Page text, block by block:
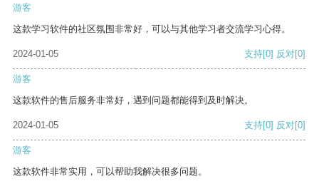
游客
这款学习软件的社区氛围非常好，可以与其他学习者交流学习心得。
2024-01-05 支持[0] 反对[0]
游客
这款软件的售后服务非常好，遇到问题都能得到及时解决。
2024-01-05 支持[0] 反对[0]
游客
这款软件非常实用，可以帮助我解决很多问题。